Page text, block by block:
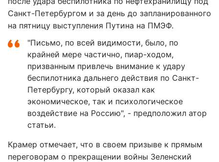
Санкт-Петербургом и за день до запланированного
на пятницу выступления Путина на ПМЭФ.
"Письмо, по всей видимости, было, по
крайней мере частично, пиар-ходом,
призванным привлечь внимание к удару
беспилотника дальнего действия по Санкт-
Петербургу, который оказал как
экономическое, так и психологическое
воздействие на Россию", - предположил атор
статьи.
Крамер отмечает, что в своем призыве к прямым
переговорам о прекращении войны Зеленский